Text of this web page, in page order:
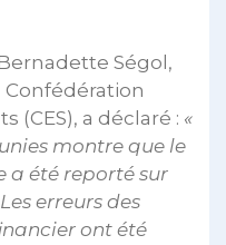
Ségol,
Confédération
(CES), a déclaré : «
montre que le
a été reporté sur
erreurs des
ont été